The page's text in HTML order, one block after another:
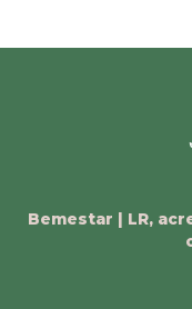
Bemestar | LR,